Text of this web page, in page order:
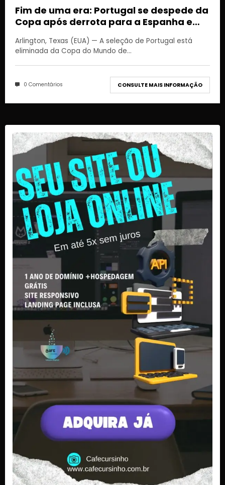
Fim de uma era: Portugal se despede da
Copa após derrota para a Espanha e
Arlington, Texas (EUA) — A seleção de Portugal está
eliminada da Copa do Mundo de…
0 Comentários CONSULTE MAIS INFORMAÇÃO